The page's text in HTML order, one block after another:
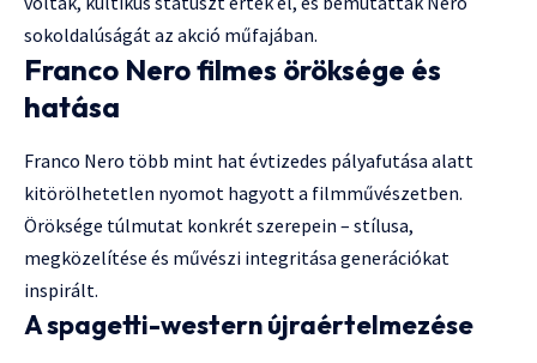
sokoldalúságát az akció műfajában.
Franco Nero filmes öröksége és
hatása
Franco Nero több mint hat évtizedes pályafutása alatt
kitörölhetetlen nyomot hagyott a filmművészetben.
Öröksége túlmutat konkrét szerepein – stílusa,
megközelítése és művészi integritása generációkat
inspirált.
A spagetti-western újraértelmezése